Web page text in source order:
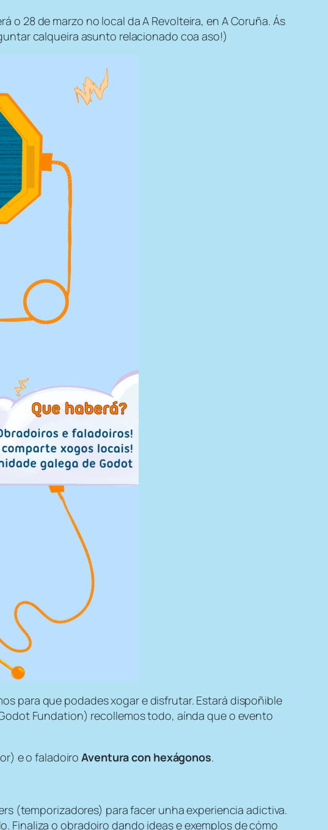
o 28 de marzo no local da A Revolteira, en A Coruña. Ás
calqueira asunto relacionado coa aso!)
para que podades xogar e disfrutar. Estará dispoñible
Fundation) recollemos todo, aínda que o evento
e o faladoiroAventura con hexágonos.
(temporizadores) para facer unha experiencia adictiva.
Finaliza o obradoiro dando ideas e exemplos de cómo